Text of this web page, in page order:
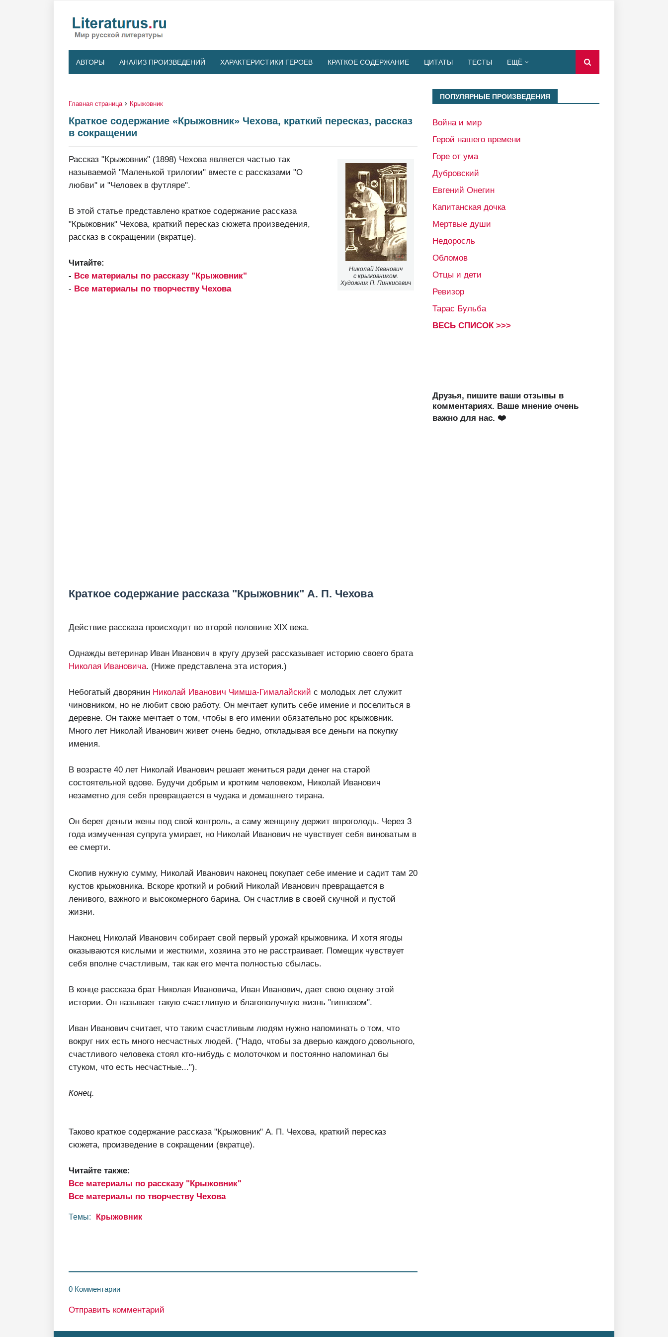
АВТОРЫ АНАЛИЗ ПРОИЗВЕДЕНИЙ ХАРАКТЕРИСТИКИ ГЕРОЕВ КРАТКОЕ СОДЕРЖАНИЕ ЦИТАТЫ ТЕСТЫ ЕЩЁ
Главная страница Крыжовник
Краткое содержание «Крыжовник» Чехова, краткий пересказ, рассказ
в сокращении
Николай Иванович
с крыжовником.
Художник П. Пинкисевич
Рассказ "Крыжовник" (1898) Чехова является частью так
называемой "Маленькой трилогии" вместе с рассказами "О
любви" и "Человек в футляре".
В этой статье представлено краткое содержание рассказа
"Крыжовник" Чехова, краткий пересказ сюжета произведения,
рассказ в сокращении (вкратце).
Читайте:
- Все материалы по рассказу "Крыжовник"
- Все материалы по творчеству Чехова
Краткое содержание рассказа "Крыжовник" А. П. Чехова
Действие рассказа происходит во второй половине XIX века.
Однажды ветеринар Иван Иванович в кругу друзей рассказывает историю своего брата
Николая Ивановича. (Ниже представлена эта история.)
Небогатый дворянин Николай Иванович Чимша-Гималайский с молодых лет служит
чиновником, но не любит свою работу. Он мечтает купить себе имение и поселиться в
деревне. Он также мечтает о том, чтобы в его имении обязательно рос крыжовник.
Много лет Николай Иванович живет очень бедно, откладывая все деньги на покупку
имения.
В возрасте 40 лет Николай Иванович решает жениться ради денег на старой
состоятельной вдове. Будучи добрым и кротким человеком, Николай Иванович
незаметно для себя превращается в чудака и домашнего тирана.
Он берет деньги жены под свой контроль, а саму женщину держит впроголодь. Через 3
года измученная супруга умирает, но Николай Иванович не чувствует себя виноватым в
ее смерти.
Скопив нужную сумму, Николай Иванович наконец покупает себе имение и садит там 20
кустов крыжовника. Вскоре кроткий и робкий Николай Иванович превращается в
ленивого, важного и высокомерного барина. Он счастлив в своей скучной и пустой
жизни.
Наконец Николай Иванович собирает свой первый урожай крыжовника. И хотя ягоды
оказываются кислыми и жесткими, хозяина это не расстраивает. Помещик чувствует
себя вполне счастливым, так как его мечта полностью сбылась.
В конце рассказа брат Николая Ивановича, Иван Иванович, дает свою оценку этой
истории. Он называет такую счастливую и благополучную жизнь "гипнозом".
Иван Иванович считает, что таким счастливым людям нужно напоминать о том, что
вокруг них есть много несчастных людей. ("Надо, чтобы за дверью каждого довольного,
счастливого человека стоял кто-нибудь с молоточком и постоянно напоминал бы
стуком, что есть несчастные...").
Конец.
Таково краткое содержание рассказа "Крыжовник" А. П. Чехова, краткий пересказ
сюжета, произведение в сокращении (вкратце).
Читайте также:
Все материалы по рассказу "Крыжовник"
Все материалы по творчеству Чехова
Темы: Крыжовник
0 Комментарии
Отправить комментарий
ПОПУЛЯРНЫЕ ПРОИЗВЕДЕНИЯ
Война и мир
Герой нашего времени
Горе от ума
Дубровский
Евгений Онегин
Капитанская дочка
Мертвые души
Недоросль
Обломов
Отцы и дети
Ревизор
Тарас Бульба
ВЕСЬ СПИСОК >>>
Друзья, пишите ваши отзывы в
комментариях. Ваше мнение очень
важно для нас. ❤️